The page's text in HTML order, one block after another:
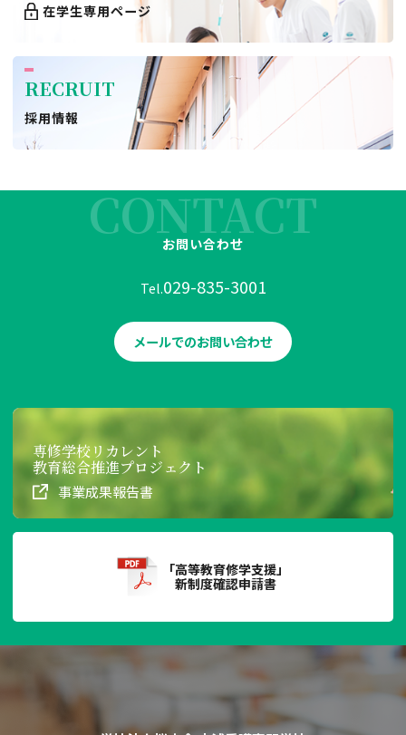
在学生専用ページ
RECRUIT
採用情報
CONTACT
お問い合わせ
メールでのお問い合わせ
Tel.029-835-3001
専修学校リカレント
教育総合推進プロジェクト
事業成果報告書
「高等教育修学支援」
新制度確認申請書